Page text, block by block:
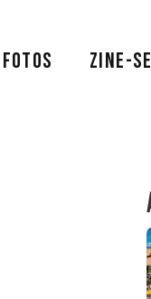
FOTOS ZINE-SE